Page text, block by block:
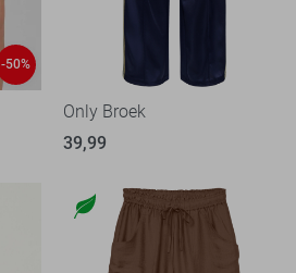
-50%
Only Broek
39,99